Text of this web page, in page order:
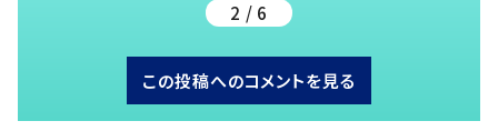
2 / 6
この投稿へのコメントを見る